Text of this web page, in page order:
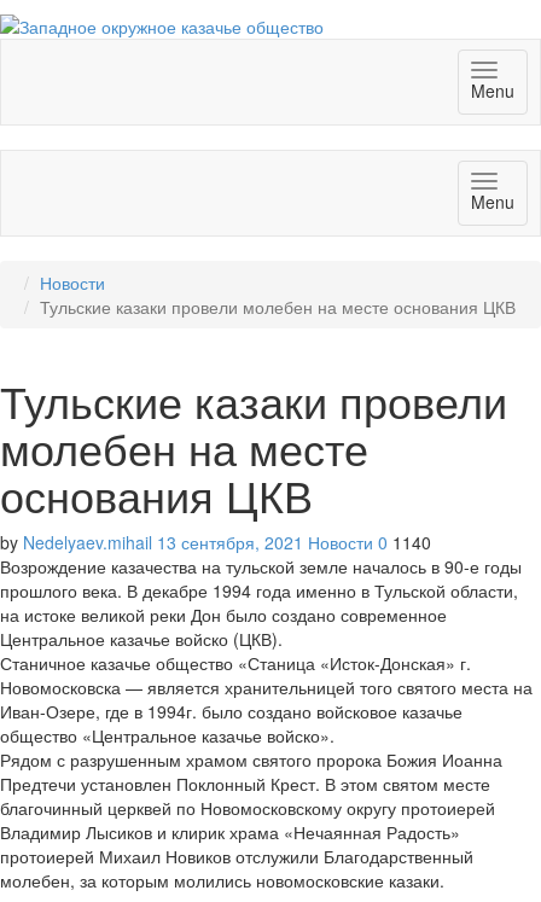
Menu
Menu
Новости
Тульские казаки провели молебен на месте основания ЦКВ
Тульские казаки провели
молебен на месте
основания ЦКВ
by Nedelyaev.mihail 13 сентября, 2021 Новости 0 1140
Возрождение казачества на тульской земле началось в 90-е годы
прошлого века. В декабре 1994 года именно в Тульской области,
на истоке великой реки Дон было создано современное
Центральное казачье войско (ЦКВ).
Станичное казачье общество «Станица «Исток-Донская» г.
Новомосковска — является хранительницей того святого места на
Иван-Озере, где в 1994г. было создано войсковое казачье
общество «Центральное казачье войско».
Рядом с разрушенным храмом святого пророка Божия Иоанна
Предтечи установлен Поклонный Крест. В этом святом месте
благочинный церквей по Новомосковскому округу протоиерей
Владимир Лысиков и клирик храма «Нечаянная Радость»
протоиерей Михаил Новиков отслужили Благодарственный
молебен, за которым молились новомосковские казаки.